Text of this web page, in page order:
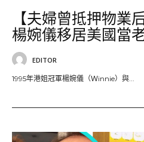
【夫婦曾抵押物業
楊婉儀移居美國當
EDITOR
1995年港姐冠軍楊婉儀（Ｗinnie）與...